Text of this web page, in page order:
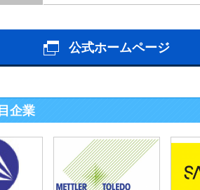
公式ホームページ
企業